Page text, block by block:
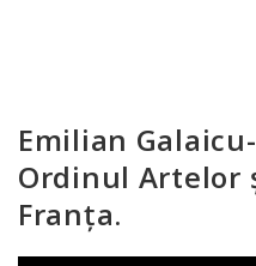
Emilian
Ordinul Artelor
Franța.